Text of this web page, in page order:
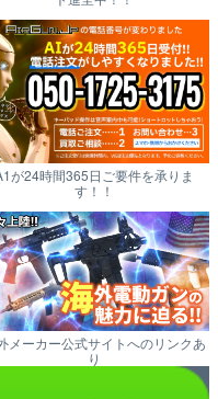
が24時間365日ご要件を承りま
す！！
メーカー公式サイトへのリンクあ
り